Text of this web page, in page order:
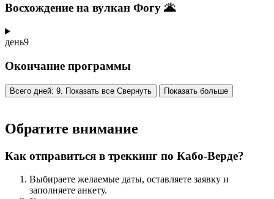
Восхождение на вулкан Фогу 🌋
день9
Окончание программы
Всего дней: 9. Показать все Свернуть Показать больше
Обратите внимание
Как отправиться в треккинг по Кабо-Верде?
Выбираете желаемые даты, оставляете заявку и
заполняете анкету.